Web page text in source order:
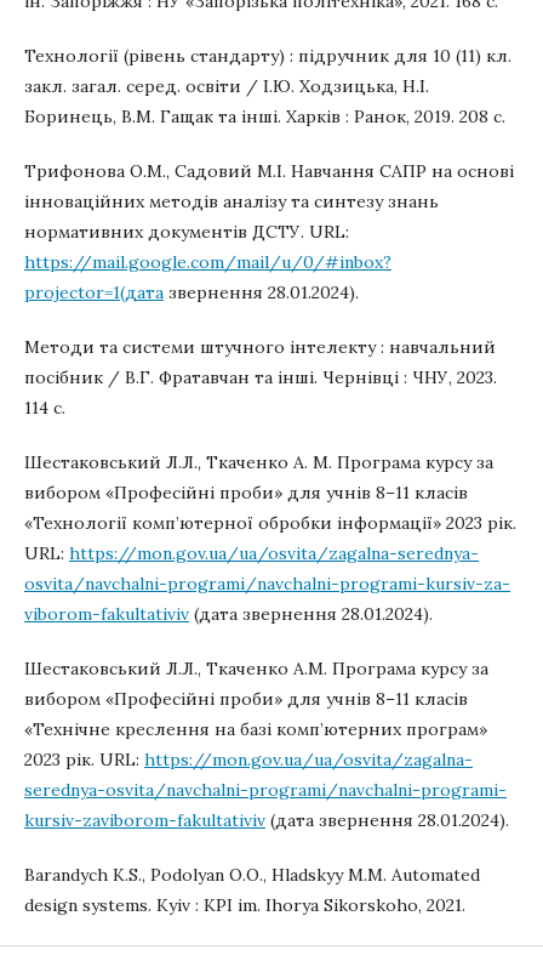
Технології (рівень стандарту) : підручник для 10 (11) кл.
закл. загал. серед. освіти / І.Ю. Ходзицька, Н.І.
Боринець, В.М. Гащак та інші. Харків : Ранок, 2019. 208 c.
Трифонова О.М., Садовий М.І. Навчання САПР на основі
інноваційних методів аналізу та синтезу знань
нормативних документів ДСТУ. URL:
https://mail.google.com/mail/u/0/#inbox?
projector=1(дата звернення 28.01.2024).
Методи та системи штучного інтелекту : навчальний
посібник / В.Г. Фратавчан та інші. Чернівці : ЧНУ, 2023.
114 с.
Шестаковський Л.Л., Ткаченко А. М. Програма курсу за
вибором «Професійні проби» для учнів 8–11 класів
«Технології комп’ютерної обробки інформації» 2023 рік.
URL: https://mon.gov.ua/ua/osvita/zagalna-serednya-
osvita/navchalni-programi/navchalni-programi-kursiv-za-
viborom-fakultativiv (дата звернення 28.01.2024).
Шестаковський Л.Л., Ткаченко А.М. Програма курсу за
вибором «Професійні проби» для учнів 8–11 класів
«Технічне креслення на базі комп’ютерних програм»
2023 рік. URL: https://mon.gov.ua/ua/osvita/zagalna-
serednya-osvita/navchalni-programi/navchalni-programi-
kursiv-zaviborom-fakultativiv (дата звернення 28.01.2024).
Barandych K.S., Podolyan O.O., Hladskyy M.M. Automated
design systems. Kyiv : KPI im. Ihorya Sikorskoho, 2021.